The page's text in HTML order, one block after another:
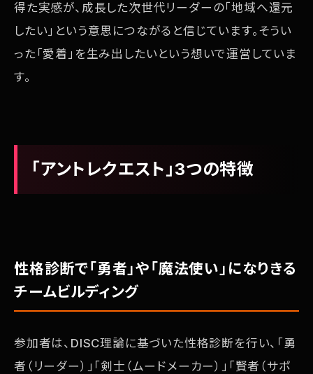
得た実感が、成長した次世代リーダーの「地域へ還元
したい」という意思につながると信じています。そうい
った「愛着」を生み出したいという想いで運営していま
す。
「アントレクエスト」3つの特徴
性格診断で「勇者」や「魔法使い」になりきる
チームビルディング
参加者は、DISC理論に基づいた性格診断を行い、「勇
者（リーダー）」「剣士（ムードメーカー）」「賢者（サポ